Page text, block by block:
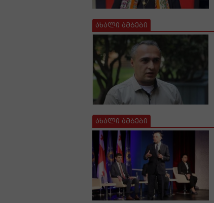
ახალი ამბები
ახალი ამბები